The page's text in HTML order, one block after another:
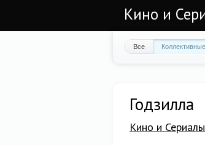
Кино и
Все Коллективные
Годзилла
Кино и Сериалы